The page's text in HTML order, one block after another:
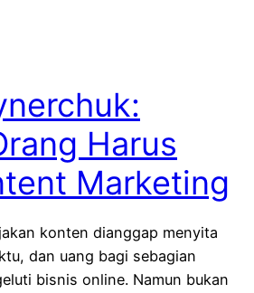
Harus
Marketing
konten dianggap menyita
dan uang bagi sebagian
bisnis online. Namun bukan